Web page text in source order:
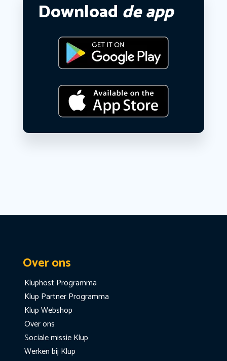
Download de app
Over ons
Kluphost Programma
Klup Partner Programma
Klup Webshop
Over ons
Sociale missie Klup
Werken bij Klup